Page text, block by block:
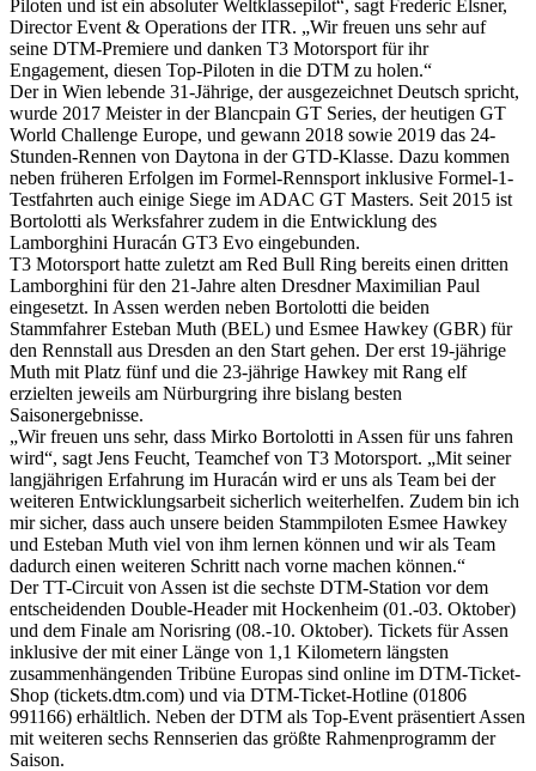
Piloten und ist ein absoluter Weltklassepilot“, sagt Frederic Elsner,
Director Event & Operations der ITR. „Wir freuen uns sehr auf
seine DTM-Premiere und danken T3 Motorsport für ihr
Engagement, diesen Top-Piloten in die DTM zu holen.“
Der in Wien lebende 31-Jährige, der ausgezeichnet Deutsch spricht,
wurde 2017 Meister in der Blancpain GT Series, der heutigen GT
World Challenge Europe, und gewann 2018 sowie 2019 das 24-
Stunden-Rennen von Daytona in der GTD-Klasse. Dazu kommen
neben früheren Erfolgen im Formel-Rennsport inklusive Formel-1-
Testfahrten auch einige Siege im ADAC GT Masters. Seit 2015 ist
Bortolotti als Werksfahrer zudem in die Entwicklung des
Lamborghini Huracán GT3 Evo eingebunden.
T3 Motorsport hatte zuletzt am Red Bull Ring bereits einen dritten
Lamborghini für den 21-Jahre alten Dresdner Maximilian Paul
eingesetzt. In Assen werden neben Bortolotti die beiden
Stammfahrer Esteban Muth (BEL) und Esmee Hawkey (GBR) für
den Rennstall aus Dresden an den Start gehen. Der erst 19-jährige
Muth mit Platz fünf und die 23-jährige Hawkey mit Rang elf
erzielten jeweils am Nürburgring ihre bislang besten
Saisonergebnisse.
„Wir freuen uns sehr, dass Mirko Bortolotti in Assen für uns fahren
wird“, sagt Jens Feucht, Teamchef von T3 Motorsport. „Mit seiner
langjährigen Erfahrung im Huracán wird er uns als Team bei der
weiteren Entwicklungsarbeit sicherlich weiterhelfen. Zudem bin ich
mir sicher, dass auch unsere beiden Stammpiloten Esmee Hawkey
und Esteban Muth viel von ihm lernen können und wir als Team
dadurch einen weiteren Schritt nach vorne machen können.“
Der TT-Circuit von Assen ist die sechste DTM-Station vor dem
entscheidenden Double-Header mit Hockenheim (01.-03. Oktober)
und dem Finale am Norisring (08.-10. Oktober). Tickets für Assen
inklusive der mit einer Länge von 1,1 Kilometern längsten
zusammenhängenden Tribüne Europas sind online im DTM-Ticket-
Shop (tickets.dtm.com) und via DTM-Ticket-Hotline (01806
991166) erhältlich. Neben der DTM als Top-Event präsentiert Assen
mit weiteren sechs Rennserien das größte Rahmenprogramm der
Saison.